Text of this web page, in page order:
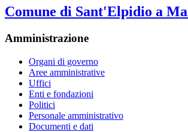
Comune di Sant'Elpidio a
Amministrazione
Organi di governo
Aree amministrative
Uffici
Enti e fondazioni
Politici
Personale amministrativo
Documenti e dati